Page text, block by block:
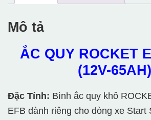
Mô tả
ẮC QUY ROCKET
(12V-65AH)
Đặc Tính: Bình ắc quy khô
EFB dành riêng cho dòng xe Start